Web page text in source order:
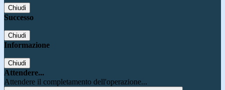
Chiudi
Successo
Chiudi
Informazione
Chiudi
Attendere...
Attendere il completamento dell'operazione...